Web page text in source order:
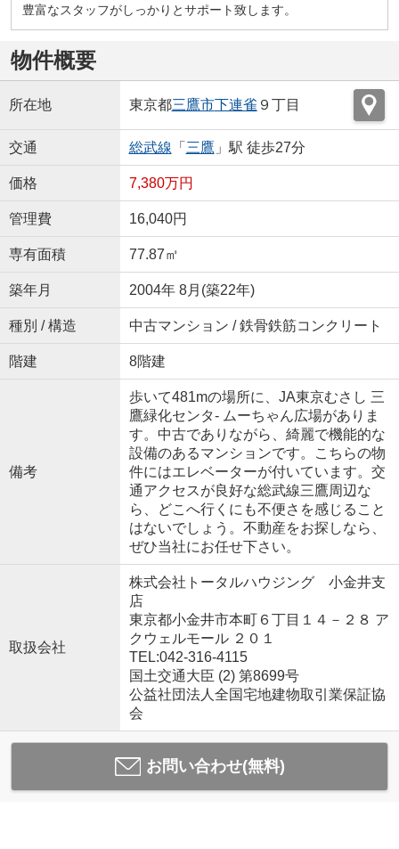
豊富なスタッフがしっかりとサポート致します。
物件概要
所在地 東京都三鷹市下連雀 ９丁目
交通 総武線 「 三鷹 」駅 徒歩27分
価格 7,380万円
管理費 16,040円
専有面積 77.87㎡
築年月 2004年 8月(築22年)
種別 / 構造 中古マンション / 鉄骨鉄筋コンクリート
階建 8階建
備考
歩いて481mの場所に、JA東京むさし 三
鷹緑化センタ- ムーちゃん広場がありま
す。中古でありながら、綺麗で機能的な
設備のあるマンションです。こちらの物
件にはエレベーターが付いています。交
通アクセスが良好な総武線三鷹周辺な
ら、どこへ行くにも不便さを感じること
はないでしょう。不動産をお探しなら、
ぜひ当社にお任せ下さい。
取扱会社
株式会社トータルハウジング 小金井支
店
東京都小金井市本町６丁目１４－２８ ア
クウェルモール ２０１
TEL:042-316-4115
国土交通大臣 (2) 第8699号
公益社団法人全国宅地建物取引業保証協
会
お問い合わせ(無料)